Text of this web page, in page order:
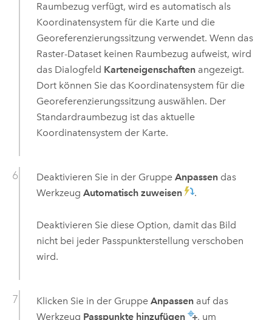
Raumbezug verfügt, wird es automatisch als
Koordinatensystem für die Karte und die
Georeferenzierungssitzung verwendet. Wenn das
Raster-Dataset keinen Raumbezug aufweist, wird
das Dialogfeld Karteneigenschaftenangezeigt.
Dort können Sie das Koordinatensystem für die
Georeferenzierungssitzung auswählen. Der
Standardraumbezug ist das aktuelle
Koordinatensystem der Karte.
Deaktivieren Sie in der Gruppe Anpassendas
Werkzeug Automatisch zuweisen .
Deaktivieren Sie diese Option, damit das Bild
nicht bei jeder Passpunkterstellung verschoben
wird.
Klicken Sie in der Gruppe Anpassenauf das
Werkzeug Passpunkte hinzufügen , um